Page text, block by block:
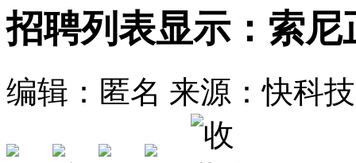
招聘列表显示：索
编辑：匿名 来源：快科技